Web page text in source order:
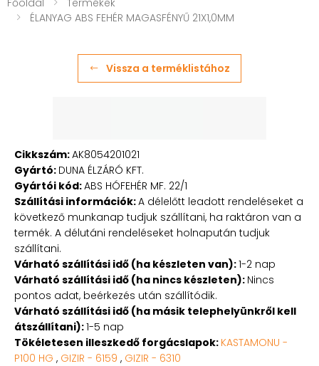
ÉLANYAG ABS FEHÉR MAGASFÉNYŰ 21X1,0MM
Vissza a terméklistához
Cikkszám:AK8054201021
Gyártó: DUNA ÉLZÁRÓ KFT.
Gyártói kód:ABS HÓFEHÉR MF. 22/1
Szállítási információk:A délelőtt leadott rendeléseket a
következő munkanap tudjuk szállítani, ha raktáron van a
termék. A délutáni rendeléseket holnapután tudjuk
szállítani.
Várható szállítási idő (ha készleten van):1-2 nap
Várható szállítási idő (ha nincs készleten): Nincs
pontos adat, beérkezés után szállítódik.
Várható szállítási idő (ha másik telephelyünkről kell
átszállítani):1-5 nap
Tökéletesen illeszkedő forgácslapok: KASTAMONU -
P100 HG , GIZIR - 6159 , GIZIR - 6310